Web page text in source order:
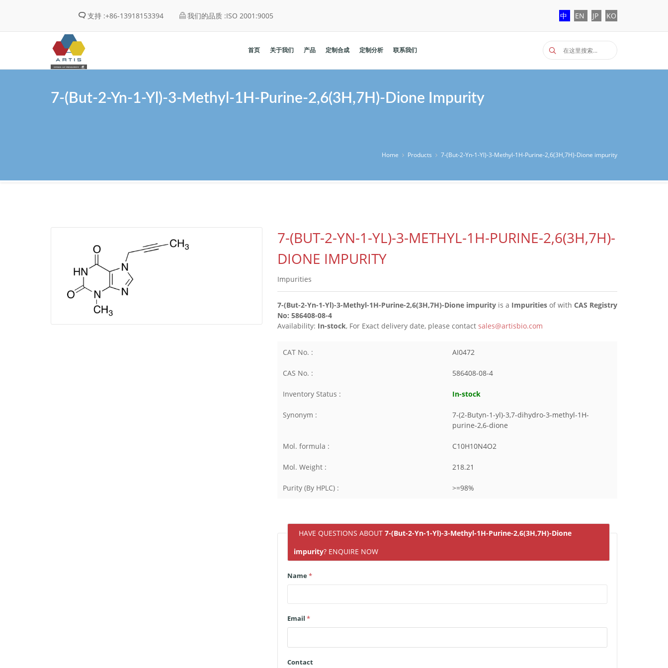
支持 :+86-13918153394 我们的品质 :ISO 2001:9005 中 EN JP KO
首页 关于我们 产品 定制合成 定制分析 联系我们
7-(But-2-Yn-1-Yl)-3-Methyl-1H-Purine-2,6(3H,7H)-Dione Impurity
Home Products 7-(But-2-Yn-1-Yl)-3-Methyl-1H-Purine-2,6(3H,7H)-Dione impurity
7-(BUT-2-YN-1-YL)-3-METHYL-1H-PURINE-2,6(3H,7H)-
DIONE IMPURITY
Impurities
7-(But-2-Yn-1-Yl)-3-Methyl-1H-Purine-2,6(3H,7H)-Dione impurity is a Impurities ofwith CAS Registry
No: 586408-08-4
Availability: In-stock, For Exact delivery date, please contact sales@artisbio.com
CAT No. : AI0472
CAS No. : 586408-08-4
Inventory Status : In-stock
Synonym :
7-(2-Butyn-1-yl)-3,7-dihydro-3-methyl-1H-
purine-2,6-dione
Mol. formula : C10H10N4O2
Mol. Weight : 218.21
Purity (By HPLC) : >=98%
HAVE QUESTIONS ABOUT 7-(But-2-Yn-1-Yl)-3-Methyl-1H-Purine-2,6(3H,7H)-Dione
impurity? ENQUIRE NOW
Name*
Email *
Contact